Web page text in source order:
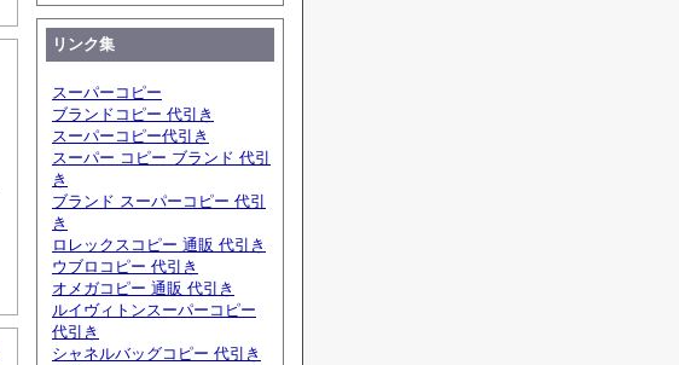
リンク集
スーパーコピー
ブランドコピー 代引き
スーパーコピー代引き
スーパー コピー ブランド 代引
き
ブランド スーパーコピー 代引
き
ロレックスコピー 通販 代引き
ウブロコピー 代引き
オメガコピー 通販 代引き
ルイヴィトンスーパーコピー
代引き
シャネルバッグコピー 代引き